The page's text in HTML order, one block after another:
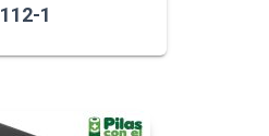
112-1